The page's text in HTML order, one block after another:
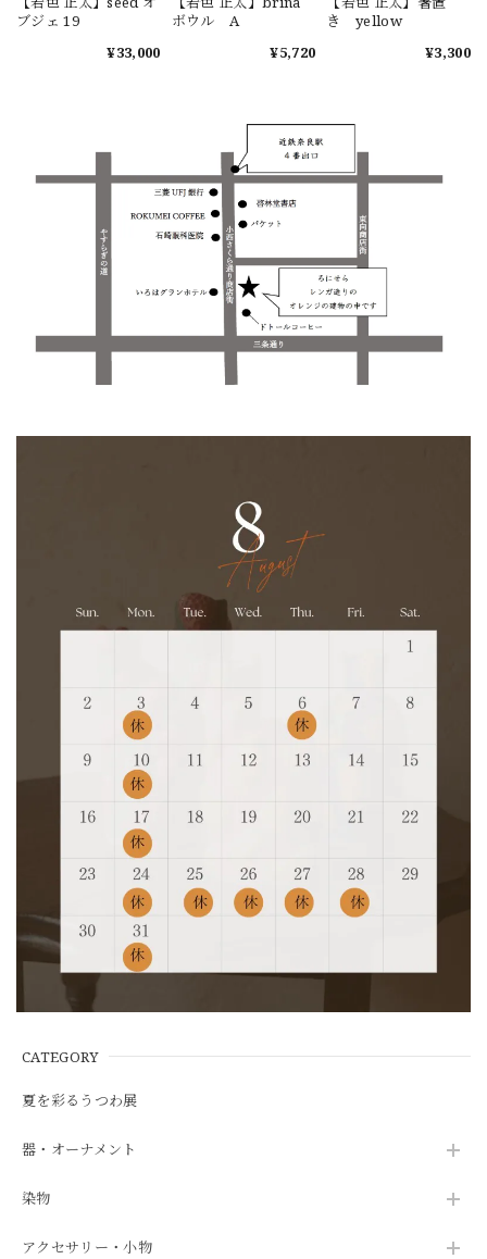
CATEGORY
夏を彩るうつわ展
器・オーナメント
染物
アクセサリー・小物
ブジェ 19
¥33,000
ボウル A
¥5,720
き yellow
¥3,300